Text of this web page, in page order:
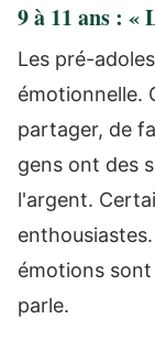
9 à 11 ans : «
Les pré-
émotionnelle.
partager, de
gens ont des
l'argent.
émotions
parle.